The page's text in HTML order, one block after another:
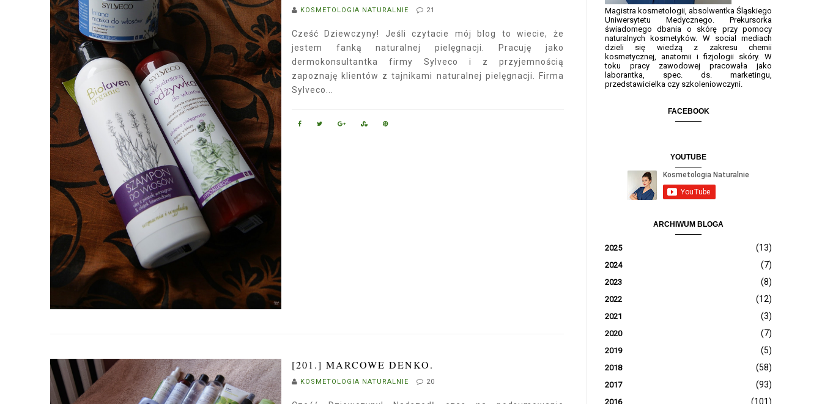
KOSMETOLOGIA NATURALNIE 21
Cześć Dziewczyny! Jeśli czytacie mój blog to wiecie, że
jestem fanką naturalnej pielęgnacji. Pracuję jako
dermokonsultantka firmy Sylveco i z przyjemnością
zapoznaję klientów z tajnikami naturalnej pielęgnacji. Firma
Sylveco...
[201.] MARCOWE DENKO.
KOSMETOLOGIA NATURALNIE 20
Magistra kosmetologii, absolwentka Śląskiego
Uniwersytetu Medycznego. Prekursorka
świadomego dbania o skórę przy pomocy
naturalnych kosmetyków. W social mediach
dzieli się wiedzą z zakresu chemii
kosmetycznej, anatomii i fizjologii skóry. W
toku pracy zawodowej pracowała jako
laborantka, spec. ds. marketingu,
przedstawicielka czy szkoleniowczyni.
FACEBOOK
YOUTUBE
ARCHIWUM BLOGA
2025 (13)
2024 (7)
2023 (8)
2022 (12)
2021 (3)
2020 (7)
2019 (5)
2018 (58)
2017 (93)
2016 (101)